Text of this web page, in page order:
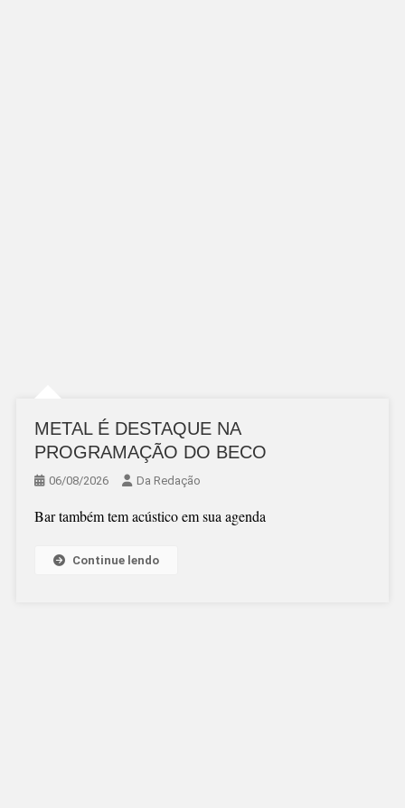
METAL É DESTAQUE NA
PROGRAMAÇÃO DO BECO
06/08/2026 Da Redação
Bar também tem acústico em sua agenda
Continue lendo